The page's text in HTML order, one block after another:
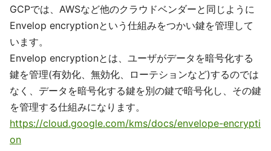
GCPでは、AWSなど他のクラウドベンダーと同じように
Envelop encryptionという仕組みをつかい鍵を管理して
います。
Envelop encryptionとは、ユーザがデータを暗号化する
鍵を管理(有効化、無効化、ローテションなど)するのでは
なく、データを暗号化する鍵を別の鍵で暗号化し、その鍵
を管理する仕組みになります。
https://cloud.google.com/kms/docs/envelope-encrypti
on